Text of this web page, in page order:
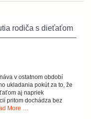
rodiča s dieťaťom
v ostatnom období
ukladania pokút za to, že
aj napriek
pritom dochádza bez
More …